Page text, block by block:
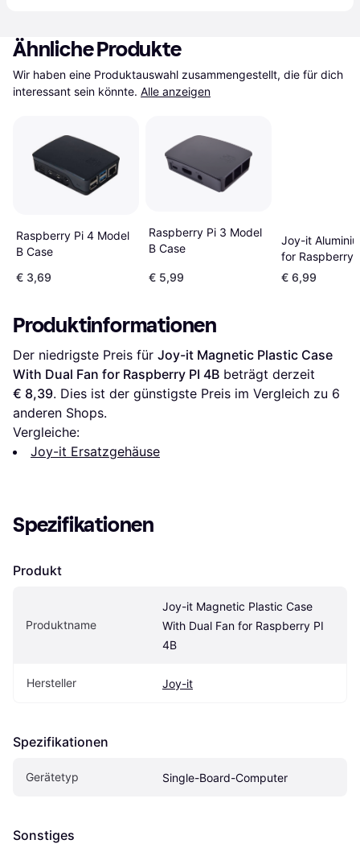
Ähnliche Produkte
Wir haben eine Produktauswahl zusammengestellt, die für dich
interessant sein könnte. Alle anzeigen
Raspberry Pi 4 Model
B Case
€ 3,69
Raspberry Pi 3 Model
B Case
€ 5,99
Joy-it
for Raspberry
€ 6,99
Produktinformationen
Der niedrigste Preis für Joy-it Magnetic Plastic Case
With Dual Fan for Raspberry PI 4B
€ 8,39. Dies ist der günstigste Preis im Vergleich zu 6
anderen Shops.
Vergleiche:
Joy-it Ersatzgehäuse
Spezifikationen
Produkt
Produktname
Joy-it Magnetic Plastic Case
With Dual Fan for Raspberry PI
4B
Hersteller Joy-it
Spezifikationen
Gerätetyp Single-Board-Computer
Sonstiges